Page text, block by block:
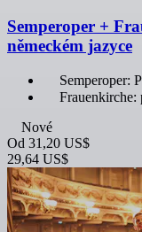
Semperoper +
německém jazyce
Semperoper:
Frauenkirche:
Nové
Od 31,20 US$
29,64 US$